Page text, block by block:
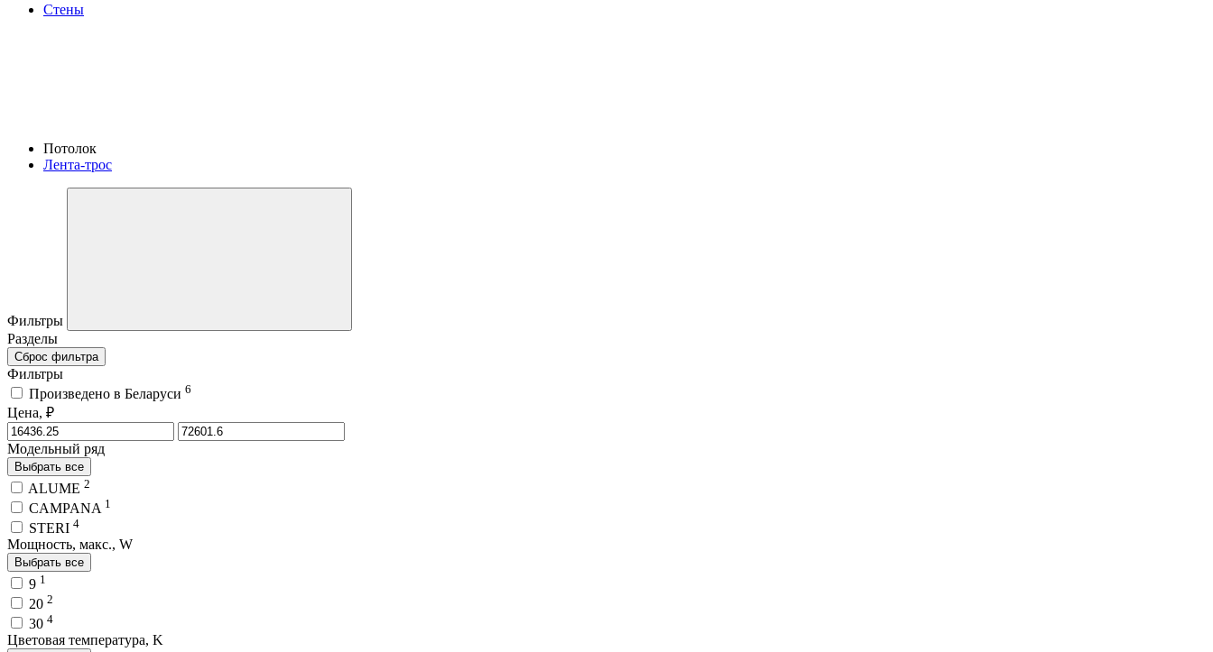
Стены
Потолок
Лента-трос
Фильтры
Разделы
Сброс фильтра
Фильтры
Произведено в Беларуси 6
Цена, ₽
Модельный ряд
Выбрать все
ALUME 2
CAMPANA 1
STERI 4
Мощность, макс., W
Выбрать все
9 1
20 2
30 4
Цветовая температура, K